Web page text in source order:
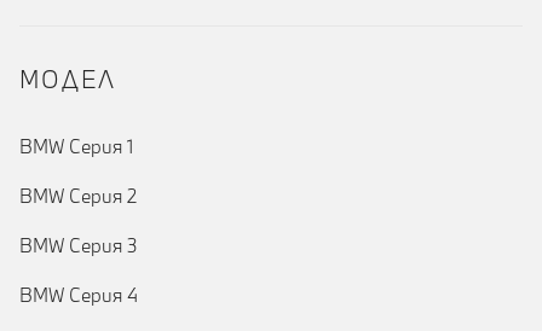
MOДЕЛ
BMW Серия 1
BMW Серия 2
BMW Серия 3
BMW Серия 4